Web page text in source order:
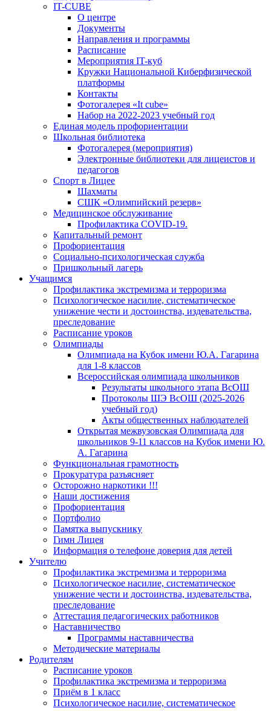
IT-CUBE
О центре
Документы
Направления и программы
Расписание
Мероприятия IT-куб
Кружки Национальной Киберфизической
платформы
Контакты
Фотогалерея «It cube»
Набор на 2022-2023 учебный год
Единая модель профориентации
Школьная библиотека
Фотогалерея (мероприятия)
Электронные библиотеки для лицеистов и
педагогов
Спорт в Лицее
Шахматы
СШК «Олимпийский резерв»
Медицинское обслуживание
Профилактика COVID-19.
Капитальный ремонт
Профориентация
Социально-психологическая служба
Пришкольный лагерь
Учащимся
Профилактика экстремизма и терроризма
Психологическое насилие, систематическое
унижение чести и достоинства, издевательства,
преследование
Расписание уроков
Олимпиады
Олимпиада на Кубок имени Ю.А. Гагарина
для 1-8 классов
Всероссийская олимпиада школьников
Результаты школьного этапа ВсОШ
Протоколы ШЭ ВсОШ (2025-2026
учебный год)
Акты общественных наблюдателей
Открытая межвузовская Олимпиада для
школьников 9-11 классов на Кубок имени Ю.
А. Гагарина
Функциональная грамотность
Прокуратура разъясняет
Осторожно наркотики !!!
Наши достижения
Профориентация
Портфолио
Памятка выпускнику
Гимн Лицея
Информация о телефоне доверия для детей
Учителю
Профилактика экстремизма и терроризма
Психологическое насилие, систематическое
унижение чести и достоинства, издевательства,
преследование
Аттестация педагогических работников
Наставничество
Программы наставничества
Методические материалы
Родителям
Расписание уроков
Профилактика экстремизма и терроризма
Приём в 1 класс
Психологическое насилие, систематическое